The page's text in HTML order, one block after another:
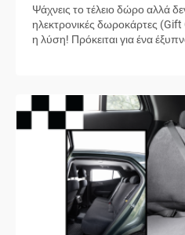
Ψάχνεις το τέλειο δώρο αλλά
ηλεκτρονικές δωροκάρτες
η λύση! Πρόκειται για ένα